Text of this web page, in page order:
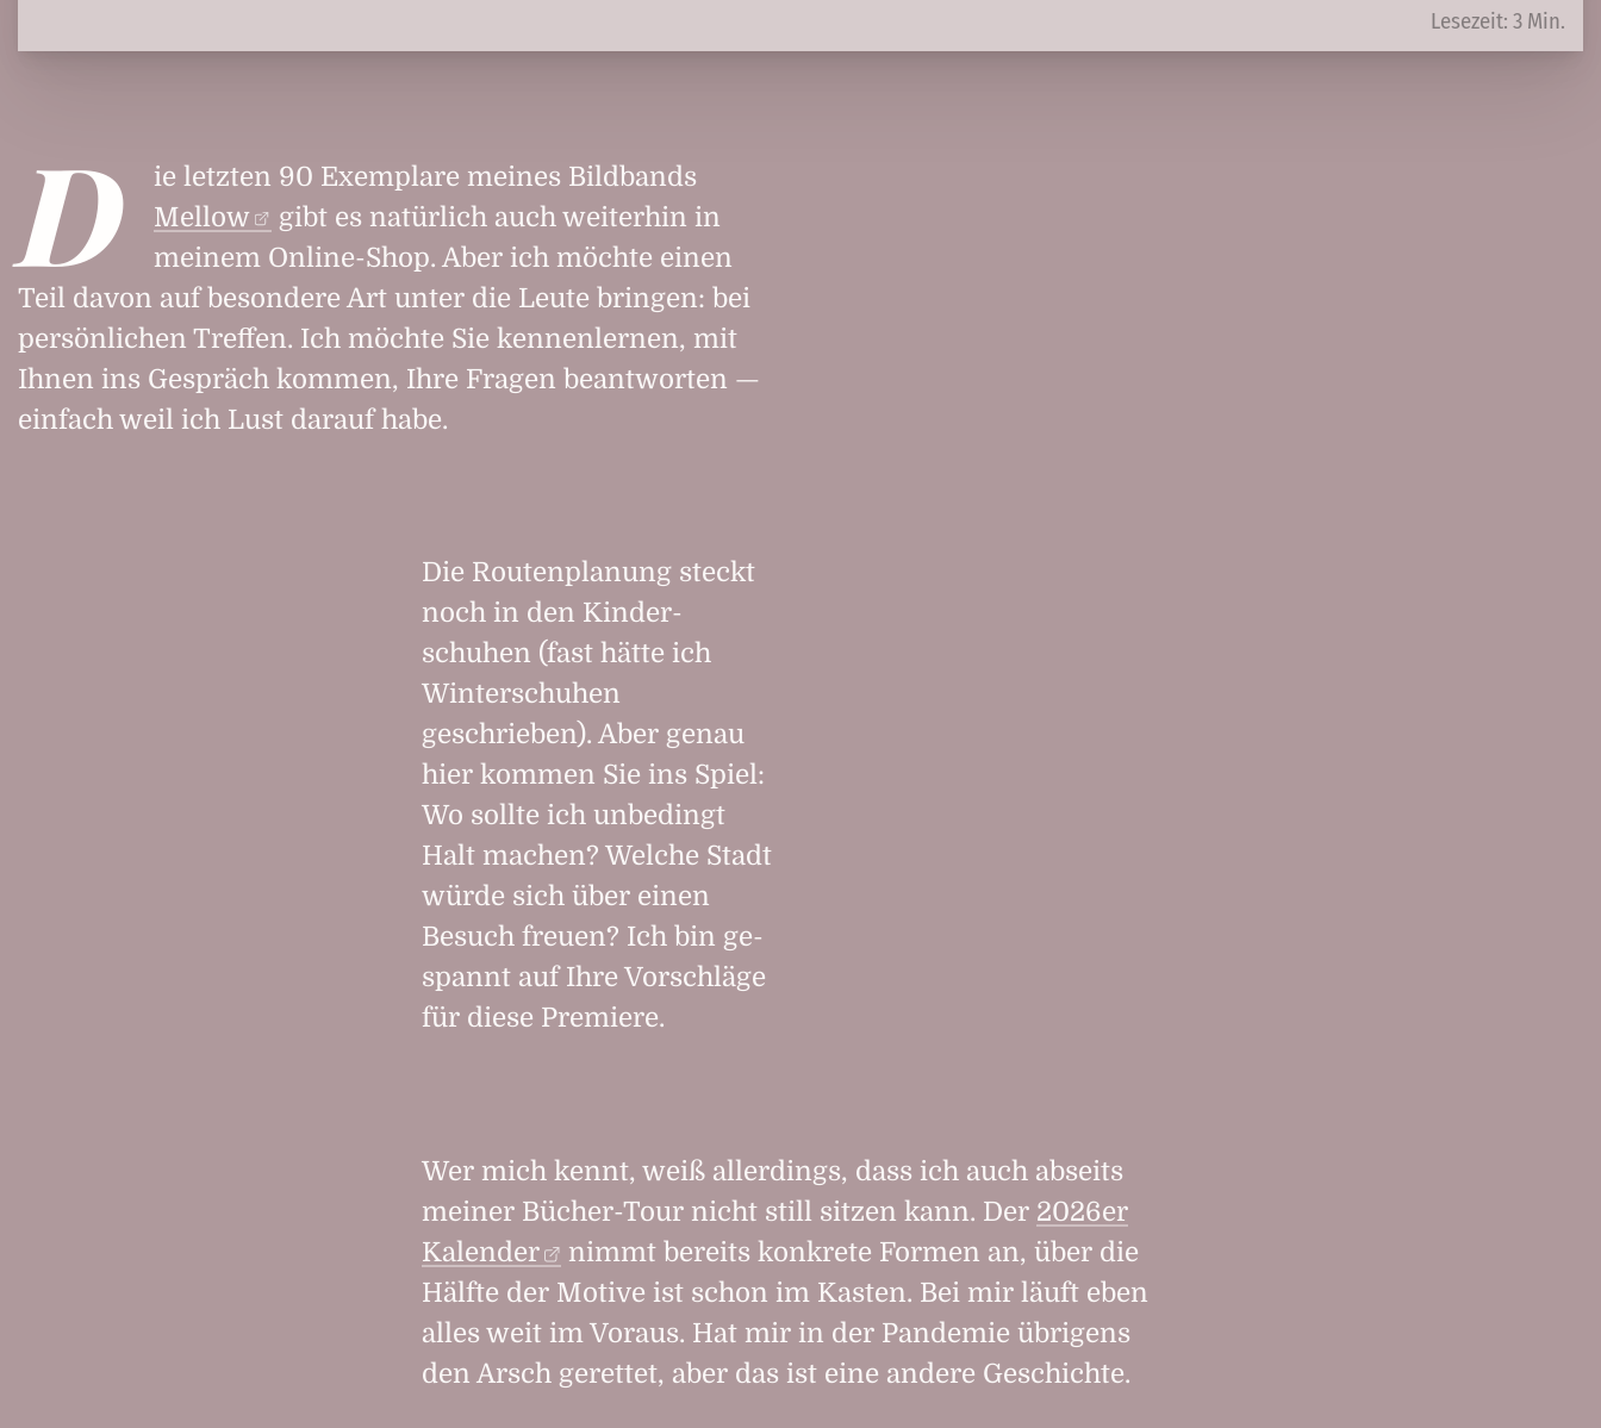
Lesezeit: 3 Min.
D
ie letzten 90 Exemplare meines Bildbands
Mellow
gibt es natürlich auch weiterhin in
meinem Online-Shop. Aber ich möchte einen
Teil davon auf besondere Art unter die Leute bringen: bei
persönlichen Treffen. Ich möchte Sie kennenlernen, mit
Ihnen ins Gespräch kommen, Ihre Fragen beantworten —
einfach weil ich Lust darauf habe.
Die Routenplanung steckt
noch in den Kinder­
schuhen (fast hätte ich
Winter­schuhen
geschrieben). Aber genau
hier kommen Sie ins Spiel:
Wo sollte ich unbe­dingt
Halt machen? Welche Stadt
würde sich über einen
Besuch freuen? Ich bin ge­
spannt auf Ihre Vor­schläge
für diese Premiere.
Wer mich kennt, weiß allerdings, dass ich auch abseits
meiner Bücher-Tour nicht still sitzen kann. Der 2026er
Kalender
nimmt bereits konkrete Formen an, über die
Hälfte der Motive ist schon im Kasten. Bei mir läuft eben
alles weit im Voraus. Hat mir in der Pandemie übrigens
den Arsch gerettet, aber das ist eine andere Geschichte.